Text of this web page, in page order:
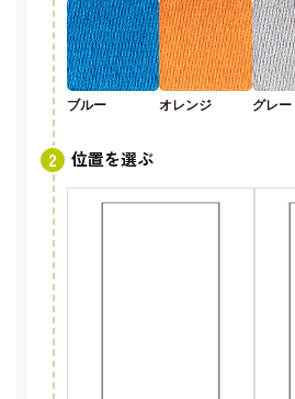
ブルー オレンジ グレー
位置を選ぶ